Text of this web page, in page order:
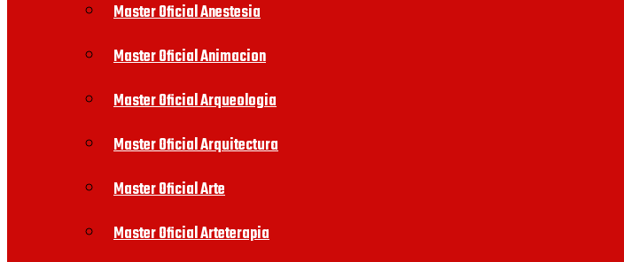
Master Oficial Anestesia
Master Oficial Animacion
Master Oficial Arqueologia
Master Oficial Arquitectura
Master Oficial Arte
Master Oficial Arteterapia